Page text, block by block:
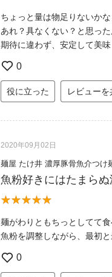
ちょっと量は物足りないか
あれ？具なくない？と思っ
期待に違わず、安定して美
0
役に立った レビューを
2020年09月02日
麺屋 たけ井 濃厚豚骨魚介つけ
魚粉好きにはたまらぬ
麺がわりともちっとしてて
魚粉を調整しながら、最初
0